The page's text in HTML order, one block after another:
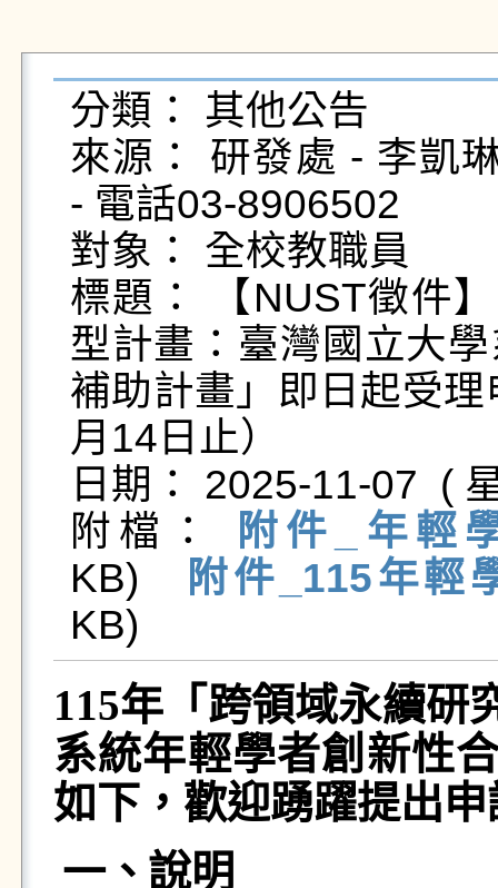
分類： 其他公告
來源： 研發處 - 李凱
- 電話03-8906502
對象： 全校教職員
標題： 【NUST徵件
型計畫：臺灣國立大
補助計畫」即日起受
月14日止）
日期： 2025-11-07  (
附檔：
附件_年輕
KB)
附件_115年輕
KB)
115年「跨領域永續研
系統年輕學者創新性
如下，歡迎踴躍提出申
一、 說明